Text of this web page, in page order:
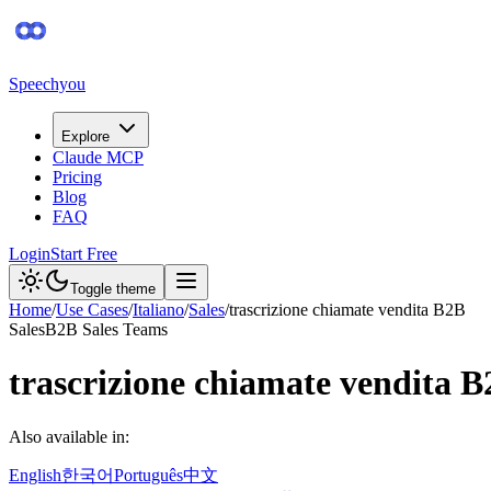
Speechyou
Explore
Claude MCP
Pricing
Blog
FAQ
LoginStart Free
Toggle theme
Home/Use Cases/Italiano/Sales/trascrizione chiamate vendita B2B
SalesB2B Sales Teams
trascrizione chiamate vendita
Also available in:
English한국어Português中文